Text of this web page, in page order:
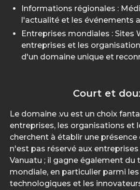
Informations régionales :
l'actualité et les événements
Entreprises mondiales : Sites
entreprises et les
d'un domaine unique et
Court et
Le domaine .vu est un choix
entreprises, les organisations et
cherchent à établir une présence
n'est pas réservé aux
Vanuatu ; il gagne également du
mondiale, en particulier parmi
technologiques et les